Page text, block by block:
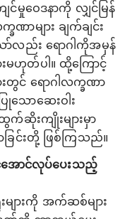
မှုဝေဒနာကို လျှင်မြန်
ာများ ချက်ချင်း
လည်း ရောဂါကိုအမှန်
ဟုတ်ပါ။ ထို့ကြောင့်
တွင် ရောဂါလက္ခဏာ
သောဆေးဝါး
က်ဆိုးကျိုးများမှာ
ခြင်းတို့ ဖြစ်ကြသည်။
ောင်လုပ်ပေးသည့်
ျားကို အက်ဆစ်များ